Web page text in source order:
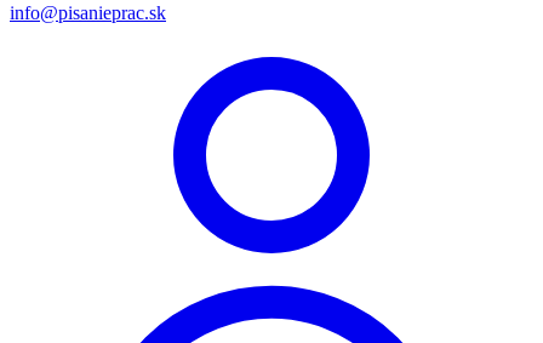
info@pisanieprac.sk